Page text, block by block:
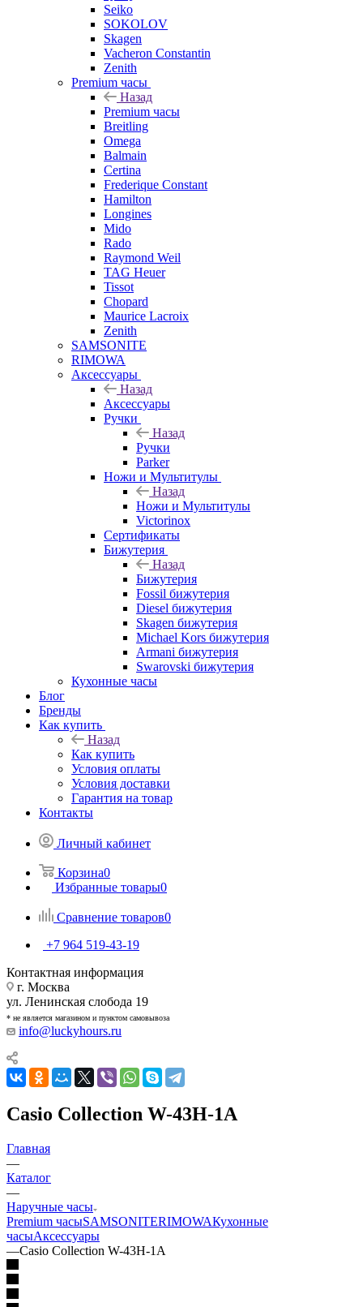
Seiko
SOKOLOV
Skagen
Vacheron Constantin
Zenith
Premium часы
Назад
Premium часы
Breitling
Omega
Balmain
Certina
Frederique Constant
Hamilton
Longines
Mido
Rado
Raymond Weil
TAG Heuer
Tissot
Chopard
Maurice Lacroix
Zenith
SAMSONITE
RIMOWA
Аксессуары
Назад
Аксессуары
Ручки
Назад
Ручки
Parker
Ножи и Мультитулы
Назад
Ножи и Мультитулы
Victorinox
Сертификаты
Бижутерия
Назад
Бижутерия
Fossil бижутерия
Diesel бижутерия
Skagen бижутерия
Michael Kors бижутерия
Armani бижутерия
Swarovski бижутерия
Кухонные часы
Блог
Бренды
Как купить
Назад
Как купить
Условия оплаты
Условия доставки
Гарантия на товар
Контакты
Личный кабинет
Корзина0
Избранные товары0
Сравнение товаров0
+7 964 519-43-19
Контактная информация
г. Москва
ул. Ленинская слобода 19
* не является магазином и пунктом самовывоза
info@luckyhours.ru
Casio Collection W-43H-1A
Главная
—
Каталог
—
Наручные часы
Premium часыSAMSONITERIMOWAКухонные
часыАксессуары
—Casio Collection W-43H-1A